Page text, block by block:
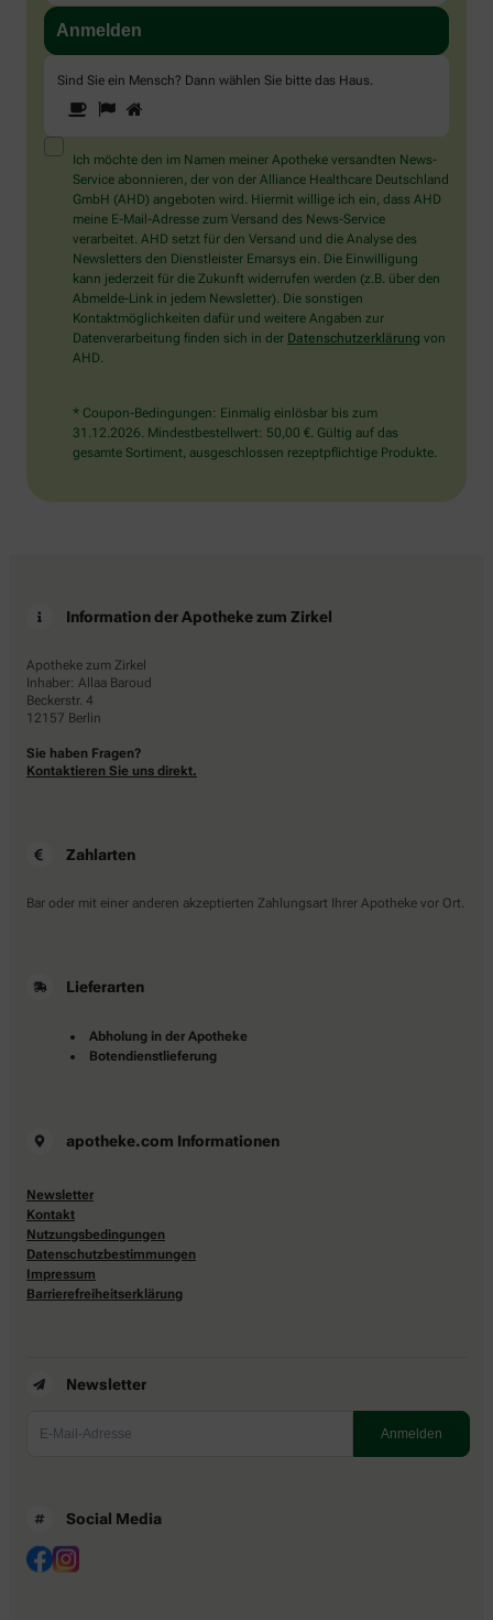
Sind Sie ein Mensch? Dann wählen Sie bitte das Haus.
Sind
Sie
ein
Mensch?
Dann
wählen
Sie
bitte
das
Haus.
1 2
Ich möchte den im Namen meiner Apotheke versandten News-
Service abonnieren, der von der Alliance Healthcare Deutschland
GmbH (AHD) angeboten wird. Hiermit willige ich ein, dass AHD
meine E-Mail-Adresse zum Versand des News-Service
verarbeitet. AHD setzt für den Versand und die Analyse des
Newsletters den Dienstleister Emarsys ein. Die Einwilligung
kann jederzeit für die Zukunft widerrufen werden (z.B. über den
Abmelde-Link in jedem Newsletter). Die sonstigen
Kontaktmöglichkeiten dafür und weitere Angaben zur
Datenverarbeitung finden sich in der Datenschutzerklärung von
AHD.
* Coupon-Bedingungen: Einmalig einlösbar bis zum
31.12.2026. Mindestbestellwert: 50,00 €. Gültig auf das
gesamte Sortiment, ausgeschlossen rezeptpflichtige Produkte.
Information der Apotheke zum Zirkel
Apotheke zum Zirkel
Inhaber: Allaa Baroud
Beckerstr. 4
12157 Berlin
Sie haben Fragen?
Kontaktieren Sie uns direkt.
Zahlarten
Bar oder mit einer anderen akzeptierten Zahlungsart Ihrer Apotheke vor Ort.
Lieferarten
Abholung in der Apotheke
Botendienstlieferung
apotheke.com Informationen
Newsletter
Kontakt
Nutzungsbedingungen
Datenschutzbestimmungen
Impressum
Barrierefreiheitserklärung
Newsletter
Social Media